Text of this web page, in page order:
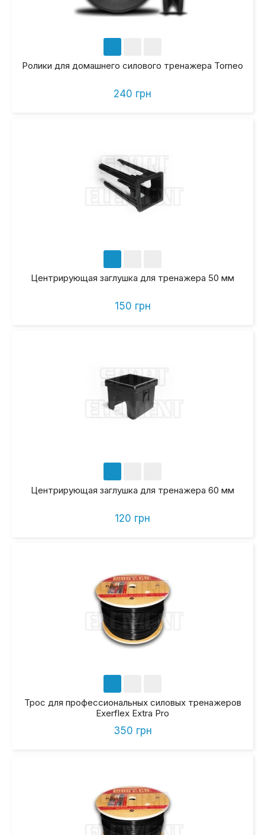
Ролики для домашнего силового тренажера Torneo
240 грн
Центрирующая заглушка для тренажера 50 мм
150 грн
Центрирующая заглушка для тренажера 60 мм
120 грн
Трос для профессиональных силовых тренажеров
Exerflex Extra Pro
350 грн